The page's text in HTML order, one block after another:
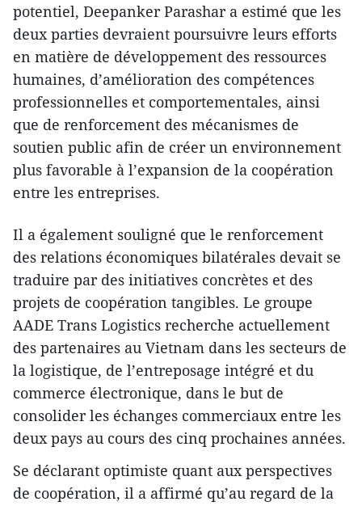
potentiel, Deepanker Parashar a estimé que les
deux parties devraient poursuivre leurs efforts
en matière de développement des ressources
humaines, d’amélioration des compétences
professionnelles et comportementales, ainsi
que de renforcement des mécanismes de
soutien public afin de créer un environnement
plus favorable à l’expansion de la coopération
entre les entreprises.
Il a également souligné que le renforcement
des relations économiques bilatérales devait se
traduire par des initiatives concrètes et des
projets de coopération tangibles. Le groupe
AADE Trans Logistics recherche actuellement
des partenaires au Vietnam dans les secteurs de
la logistique, de l’entreposage intégré et du
commerce électronique, dans le but de
consolider les échanges commerciaux entre les
deux pays au cours des cinq prochaines années.
Se déclarant optimiste quant aux perspectives
de coopération, il a affirmé qu’au regard de la